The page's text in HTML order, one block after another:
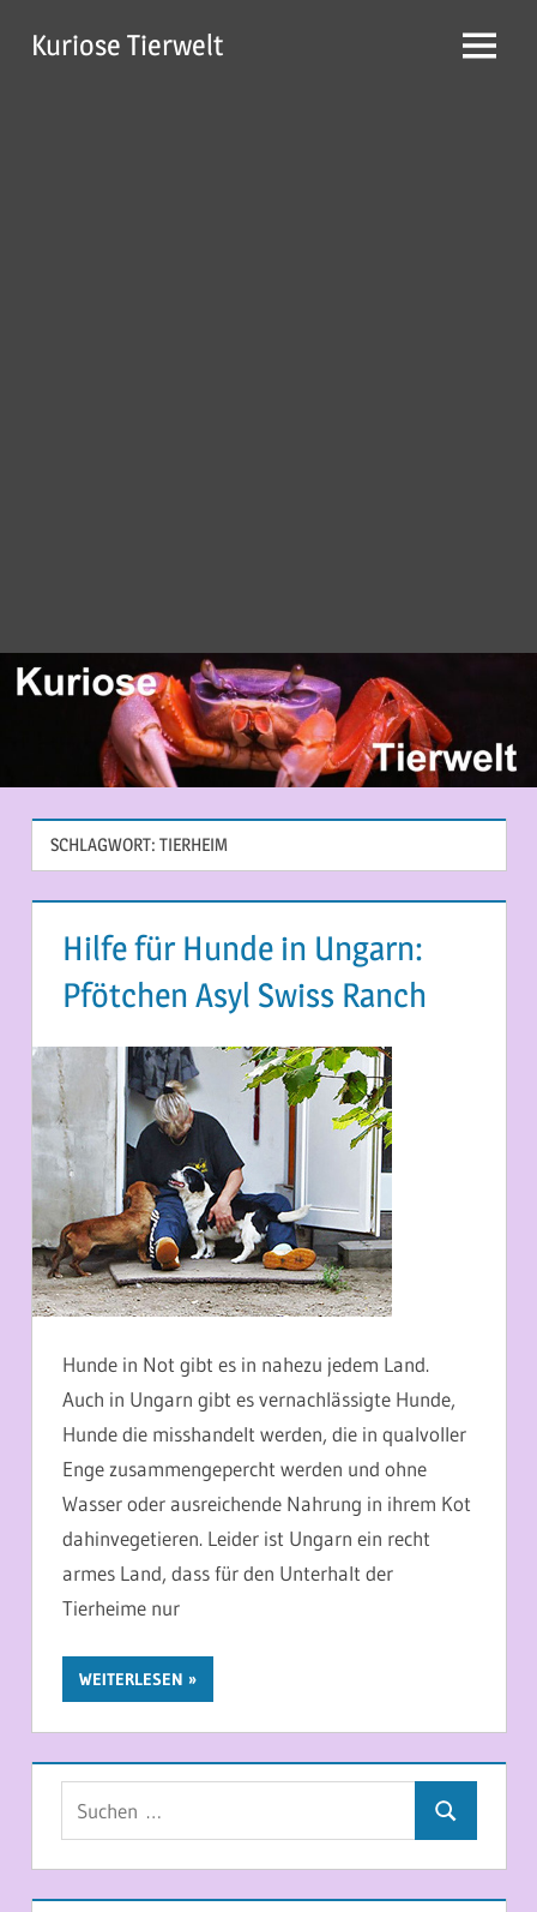
InhaltKuriose Tierwelt Menü
SCHLAGWORT: TIERHEIM
Hilfe für Hunde in Ungarn:
Pfötchen Asyl Swiss Ranch
Hunde in Not gibt es in nahezu jedem Land.
Auch in Ungarn gibt es vernachlässigte Hunde,
Hunde die misshandelt werden, die in qualvoller
Enge zusammengepercht werden und ohne
Wasser oder ausreichende Nahrung in ihrem Kot
dahinvegetieren. Leider ist Ungarn ein recht
armes Land, dass für den Unterhalt der
Tierheime nur
WEITERLESEN
Suchen